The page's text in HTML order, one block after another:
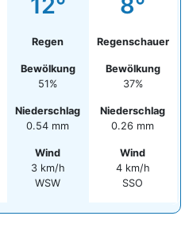
Regen
Bewölkung
51%
Niederschlag
0.54 mm
Wind
3 km/h
WSW
Regenschauer
Bewölkung
37%
Niederschlag
0.26 mm
Wind
4 km/h
SSO